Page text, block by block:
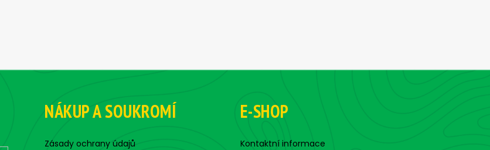
NÁKUP A SOUKROMÍ
Zásady ochrany údajů
E-SHOP
Kontaktní informace